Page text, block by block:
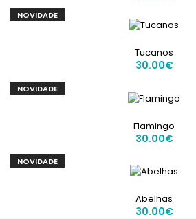
NOVIDADE
Tucanos
30.00€
NOVIDADE
Flamingo
30.00€
NOVIDADE
Abelhas
30.00€